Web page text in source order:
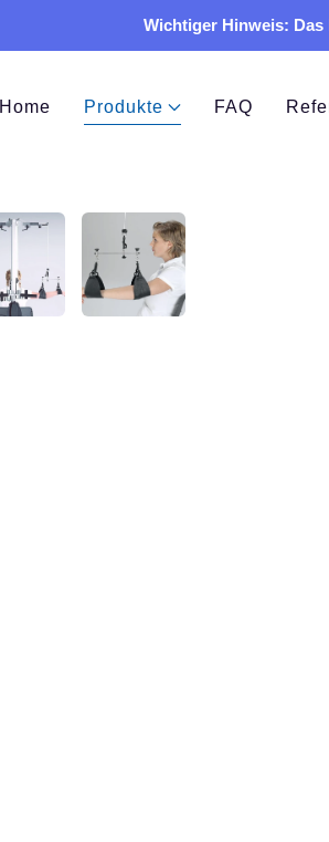
Wichtiger Hinweis:
Home Produkte FAQ